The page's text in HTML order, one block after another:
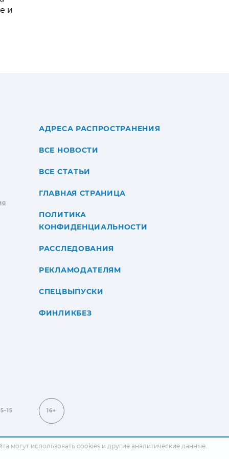
и
АДРЕСА РАСПРОСТРАНЕНИЯ
ВСЕ НОВОСТИ
ВСЕ СТАТЬИ
ГЛАВНАЯ СТРАНИЦА
ПОЛИТИКА
КОНФИДЕНЦИАЛЬНОСТИ
РАССЛЕДОВАНИЯ
РЕКЛАМОДАТЕЛЯМ
СПЕЦВЫПУСКИ
ФИНЛИКБЕЗ
15 16+
могут использовать cookies и другие аналитические данные.